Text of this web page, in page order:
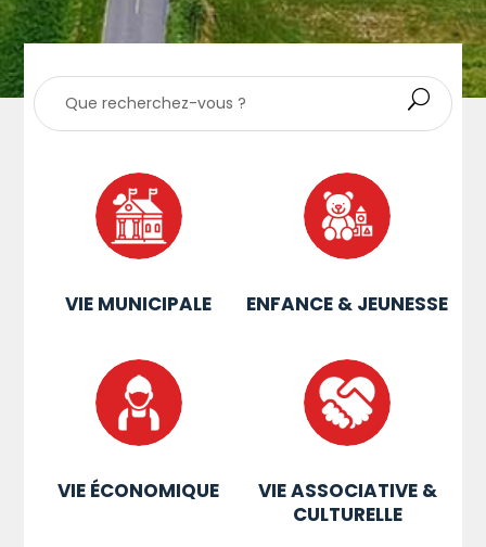
Rechercher:
Search
for...
VIE MUNICIPALE ENFANCE & JEUNESSE
VIE ÉCONOMIQUE
VIE ASSOCIATIVE &
CULTURELLE